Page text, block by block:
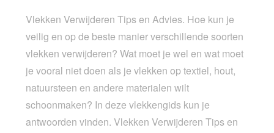
Vlekken Verwijderen Tips en Advies. Hoe kun je
veilig en op de beste manier verschillende soorten
vlekken verwijderen? Wat moet je wel en wat moet
je vooral niet doen als je vlekken op textiel, hout,
natuursteen en andere materialen wilt
schoonmaken? In deze vlekkengids kun je
antwoorden vinden. Vlekken Verwijderen Tips en